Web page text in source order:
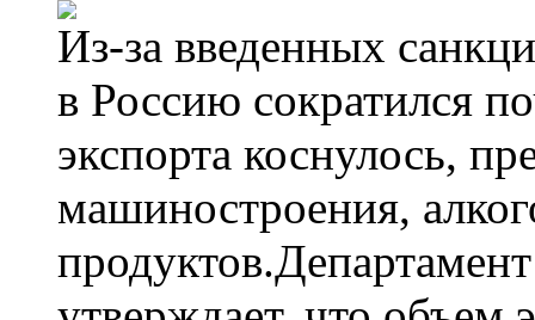
Из-за введенных
в Россию сократился
экспорта коснулось,
машиностроения,